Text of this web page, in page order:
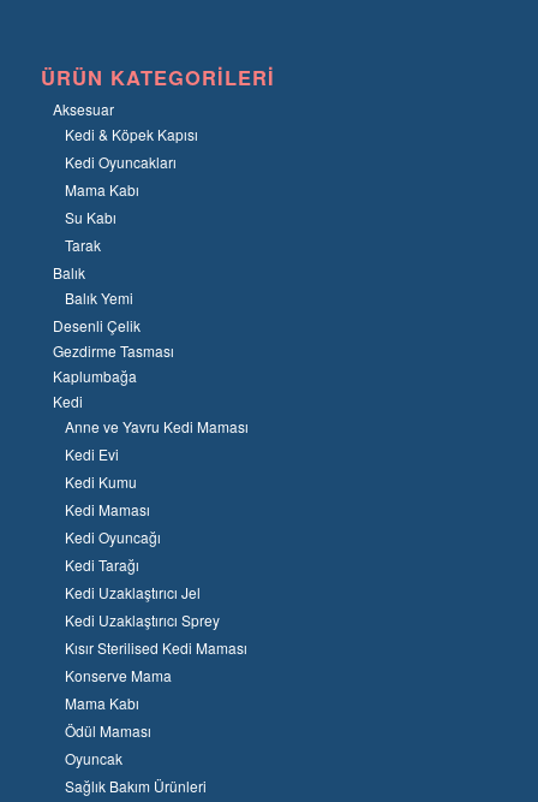
ÜRÜN KATEGORILERI
Aksesuar
Kedi & Köpek Kapısı
Kedi Oyuncakları
Mama Kabı
Su Kabı
Tarak
Balık
Balık Yemi
Desenli Çelik
Gezdirme Tasması
Kaplumbağa
Kedi
Anne ve Yavru Kedi Maması
Kedi Evi
Kedi Kumu
Kedi Maması
Kedi Oyuncağı
Kedi Tarağı
Kedi Uzaklaştırıcı Jel
Kedi Uzaklaştırıcı Sprey
Kısır Sterilised Kedi Maması
Konserve Mama
Mama Kabı
Ödül Maması
Oyuncak
Sağlık Bakım Ürünleri